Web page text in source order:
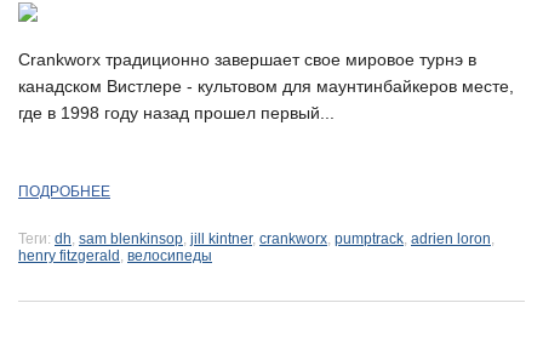
Crankworx традиционно завершает свое мировое турнэ в
канадском Вистлере - культовом для маунтинбайкеров месте,
где в 1998 году назад прошел первый...
ПОДРОБНЕЕ
Теги: dh, sam blenkinsop, jill kintner, crankworx, pumptrack, adrien loron,
henry fitzgerald , велосипеды